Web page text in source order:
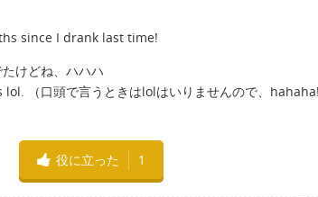
since I drank last time!
けどね、ハハハ
（口頭で言うときはlolはいりませんので、
役に立った 1